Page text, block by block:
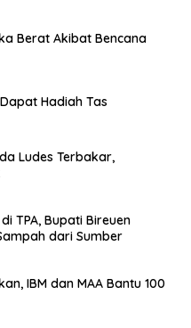
Berat Akibat Bencana
Hadiah Tas
Ludes Terbakar,
TPA, Bupati Bireuen
dari Sumber
IBM dan MAA Bantu 100